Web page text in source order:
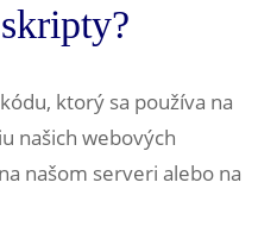
ktorý sa používa na
našich webových
našom serveri alebo na